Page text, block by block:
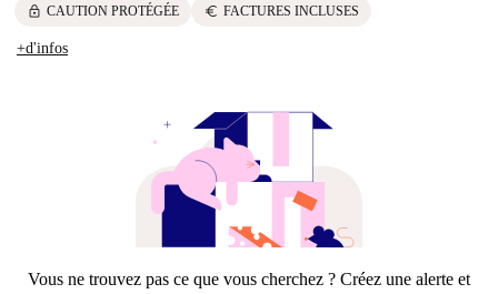
lock CAUTION PROTÉGÉE euro FACTURES INCLUSES
+d'infos
Vous ne trouvez pas ce que vous cherchez ? Créez une alerte et